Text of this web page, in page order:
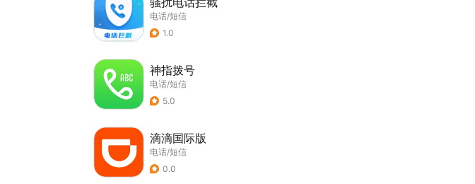
电话/短信
1.0
神指拨号
电话/短信
5.0
滴滴国际版
电话/短信
0.0